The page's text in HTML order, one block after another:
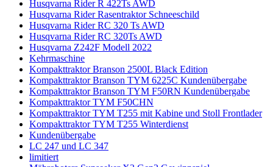
Husqvarna Rider R 422Ts AWD
Husqvarna Rider Rasentraktor Schneeschild
Husqvarna Rider RC 320 Ts AWD
Husqvarna Rider RC 320Ts AWD
Husqvarna Z242F Modell 2022
Kehrmaschine
Kompakttraktor Branson 2500L Black Edition
Kompakttraktor Branson TYM 6225C Kundenübergabe
Kompakttraktor Branson TYM F50RN Kundenübergabe
Kompakttraktor TYM F50CHN
Kompakttraktor TYM T255 mit Kabine und Stoll Frontlader
Kompakttraktor TYM T255 Winterdienst
Kundenübergabe
LC 247 und LC 347
limitiert